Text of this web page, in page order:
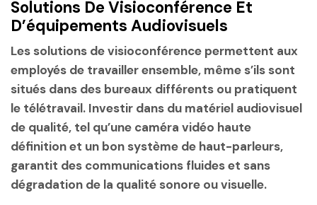
Solutions De Visioconférence Et
D’équipements Audiovisuels
Les solutions de visioconférence permettent aux
employés de travailler ensemble, même s’ils sont
situés dans des bureaux différents ou pratiquent
le télétravail. Investir dans du matériel audiovisuel
de qualité, tel qu’une caméra vidéo haute
définition et un bon système de haut-parleurs,
garantit des communications fluides et sans
dégradation de la qualité sonore ou visuelle.